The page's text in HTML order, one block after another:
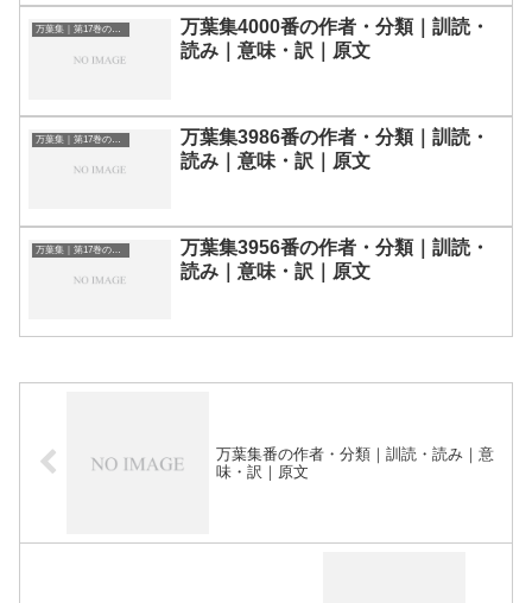
万葉集｜第17巻の和歌一覧
万葉集4000番の作者・分類｜訓読・
読み｜意味・訳｜原文
万葉集｜第17巻の和歌一覧
万葉集3986番の作者・分類｜訓読・
読み｜意味・訳｜原文
万葉集｜第17巻の和歌一覧
万葉集3956番の作者・分類｜訓読・
読み｜意味・訳｜原文
万葉集番の作者・分類｜訓読・読み｜意
味・訳｜原文